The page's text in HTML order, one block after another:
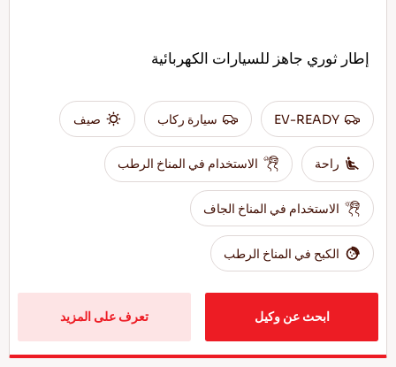
إطار ثوري جاهز للسيارات الكهربائية
EV-READY سيارة ركاب صيف
راحة الاستخدام في المناخ الرطب
الاستخدام في المناخ الجاف
الكبح في المناخ الرطب
ابحث عن وكيل تعرف على المزيد